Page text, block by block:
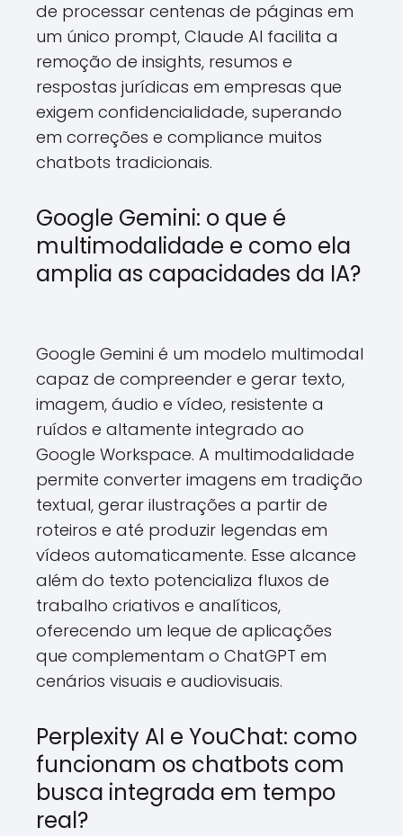
de processar centenas de páginas em
um único prompt, Claude AI facilita a
remoção de insights, resumos e
respostas jurídicas em empresas que
exigem confidencialidade, superando
em correções e compliance muitos
chatbots tradicionais.
Google Gemini: o que é
multimodalidade e como ela
amplia as capacidades da IA?
Google Gemini é um modelo multimodal
capaz de compreender e gerar texto,
imagem, áudio e vídeo, resistente a
ruídos e altamente integrado ao
Google Workspace. A multimodalidade
permite converter imagens em tradição
textual, gerar ilustrações a partir de
roteiros e até produzir legendas em
vídeos automaticamente. Esse alcance
além do texto potencializa fluxos de
trabalho criativos e analíticos,
oferecendo um leque de aplicações
que complementam o ChatGPT em
cenários visuais e audiovisuais.
Perplexity AI e YouChat: como
funcionam os chatbots com
busca integrada em tempo
real?